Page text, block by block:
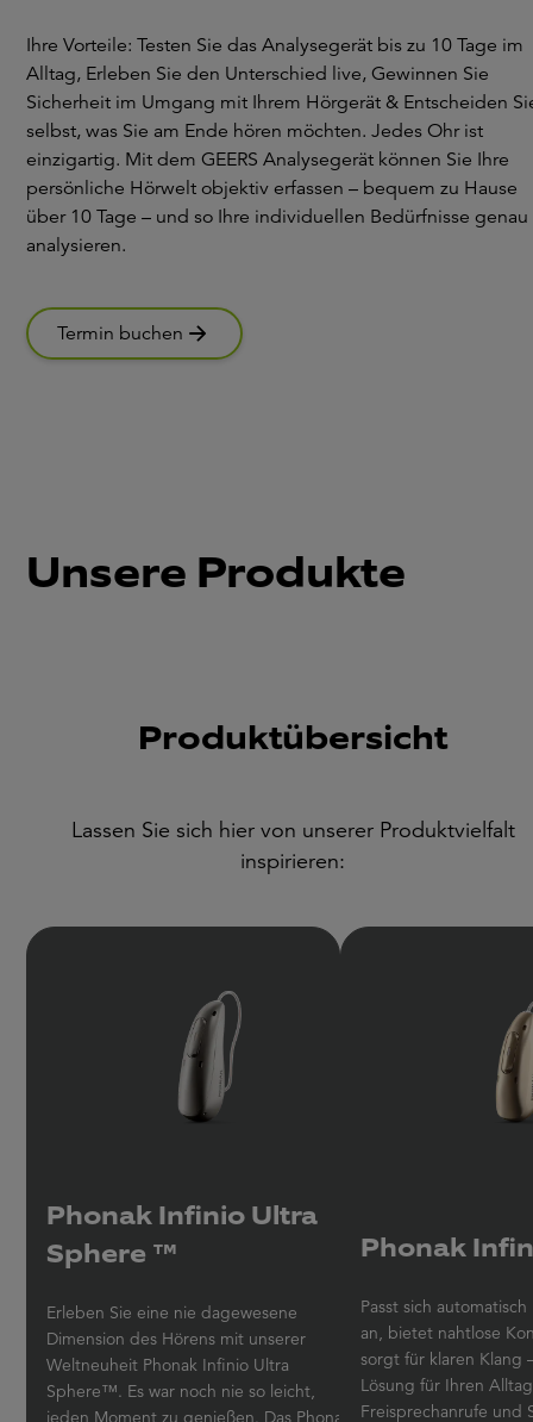
Ihre Vorteile: Testen Sie das Analysegerät bis zu 10 Tage im
Alltag, Erleben Sie den Unterschied live, Gewinnen Sie
Sicherheit im Umgang mit Ihrem Hörgerät & Entscheiden
selbst, was Sie am Ende hören möchten. Jedes Ohr ist
einzigartig. Mit dem GEERS Analysegerät können Sie Ihre
persönliche Hörwelt objektiv erfassen – bequem zu Hause
über 10 Tage – und so Ihre individuellen Bedürfnisse genau
analysieren.
Termin buchen
Unsere Produkte
Produktübersicht
Lassen Sie sich hier von unserer Produktvielfalt
inspirieren:
Phonak Infinio Ultra
Sphere ™
Erleben Sie eine nie dagewesene
Dimension des Hörens mit unserer
Weltneuheit Phonak Infinio Ultra
Sphere™. Es war noch nie so leicht,
jeden Moment zu genießen. Das Phonak
Phonak
Passt sich
an, bietet nahtlose
sorgt für klaren Klang – das ist die
Lösung für Ihren
Freisprechanrufe und